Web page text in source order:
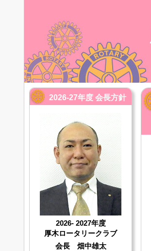
2026-27年度 会長方針
2026- 2027年度
厚木ロータリークラブ
会長 畑中雄太